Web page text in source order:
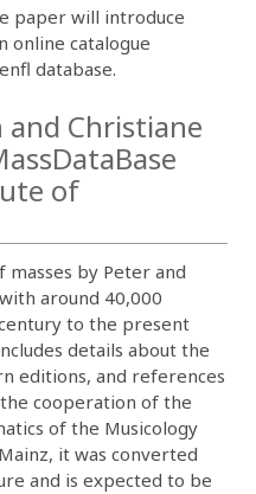
paper will introduce
online catalogue
database.
and Christiane
of
masses by Peter and
around 40,000
to the present
details about the
editions, and references
cooperation of the
of the Musicology
it was converted
and is expected to be